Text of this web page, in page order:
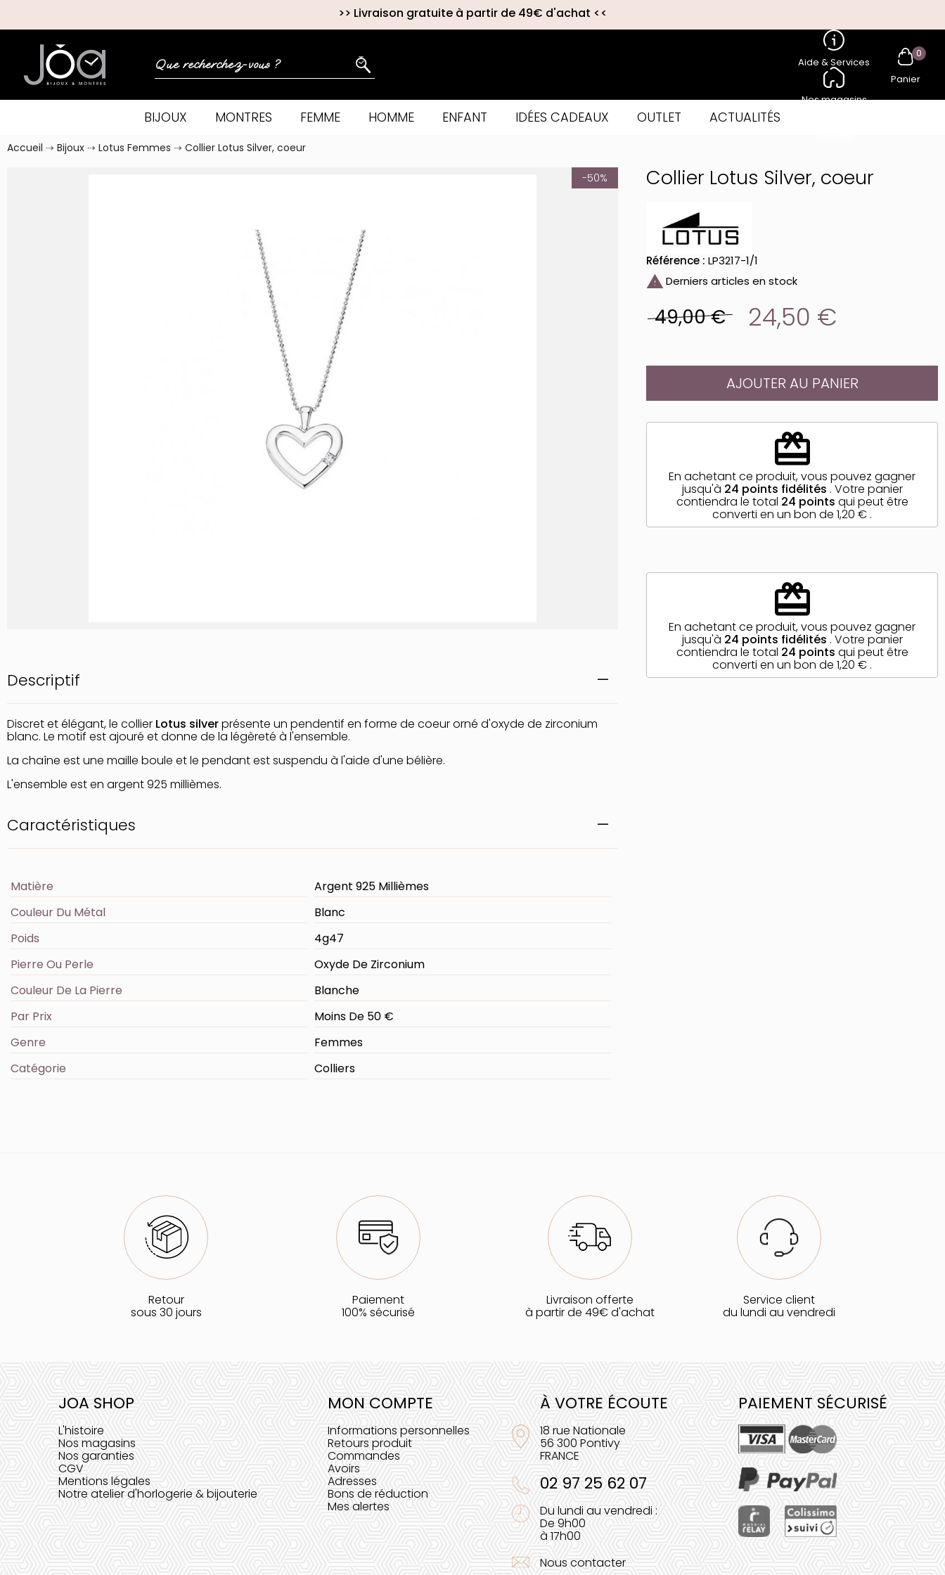
>> Livraison gratuite à partir de 49€ d'achat <<
Aide & Services
Nos magasins
0
Panier
BIJOUX MONTRES FEMME HOMME ENFANT IDÉES CADEAUX OUTLET ACTUALITÉS
Accueil Bijoux Lotus Femmes Collier Lotus Silver, coeur
-50%
Descriptif
Discret et élégant, le collier Lotus silverprésente un pendentif en forme de coeur orné d'oxyde de zirconium
blanc. Le motif est ajouré et donne de la légèreté à l'ensemble.
La chaîne est une maille boule et le pendant est suspendu à l'aide d'une bélière.
L'ensemble est en argent 925 millièmes.
Caractéristiques
Matière
Argent 925 Millièmes
Couleur Du Métal
Blanc
Poids
4g47
Pierre Ou Perle
Oxyde De Zirconium
Couleur De La Pierre
Blanche
Par Prix
Moins De 50 €
Genre
Femmes
Catégorie
Colliers
Collier Lotus Silver, coeur
Référence : LP3217-1/1
 Derniers articles en stock
49,00 € 24,50 €
AJOUTER AU PANIER
redeem
En achetant ce produit, vous pouvez gagner
jusqu'à 24 points fidélités . Votre panier
contiendra le total 24 points qui peut être
converti en un bon de1,20 € .
redeem
En achetant ce produit, vous pouvez gagner
jusqu'à 24 points fidélités . Votre panier
contiendra le total 24 points qui peut être
converti en un bon de1,20 € .
Retour
sous 30 jours
Paiement
100% sécurisé
Livraison offerte
à partir de 49€ d'achat
Service client
du lundi au vendredi
JOA SHOP
L'histoire
Nos magasins
Nos garanties
CGV
Mentions légales
Notre atelier d'horlogerie & bijouterie
MON COMPTE
Informations personnelles
Retours produit
Commandes
Avoirs
Adresses
Bons de réduction
Mes alertes
À VOTRE ÉCOUTE
18 rue Nationale
56 300 Pontivy
FRANCE
02 97 25 62 07
Du lundi au vendredi :
De 9h00
à 17h00
Nous contacter
PAIEMENT SÉCURISÉ